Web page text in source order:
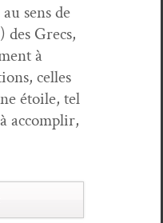
sens de
Grecs,
à
celles
étoile, tel
accom­plir,